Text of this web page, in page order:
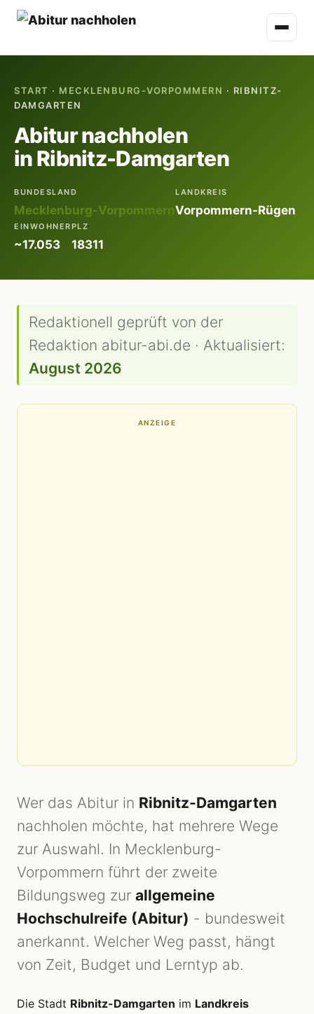
START · MECKLENBURG-VORPOMMERN · RIBNITZ-
DAMGARTEN
Abitur nachholen
in Ribnitz-Damgarten
BUNDESLAND
Mecklenburg-Vorpommern
LANDKREIS
Vorpommern-Rügen
EINWOHNER
~17.053
PLZ
18311
Redaktionell geprüft von der
Redaktion abitur-abi.de · Aktualisiert:
August 2026
ANZEIGE
Wer das Abitur in Ribnitz-Damgarten
nachholen möchte, hat mehrere Wege
zur Auswahl. In Mecklenburg-
Vorpommern führt der zweite
Bildungsweg zur allgemeine
Hochschulreife (Abitur) - bundesweit
anerkannt. Welcher Weg passt, hängt
von Zeit, Budget und Lerntyp ab.
Die Stadt Ribnitz-Damgarten im Landkreis